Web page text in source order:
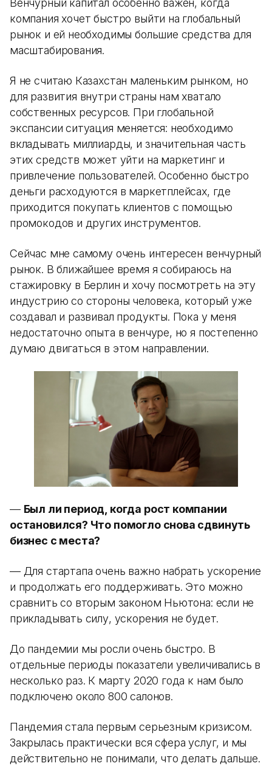
Венчурный капитал особенно важен, когда
компания хочет быстро выйти на глобальный
рынок и ей необходимы большие средства для
масштабирования.
Я не считаю Казахстан маленьким рынком, но
для развития внутри страны нам хватало
собственных ресурсов. При глобальной
экспансии ситуация меняется: необходимо
вкладывать миллиарды, и значительная часть
этих средств может уйти на маркетинг и
привлечение пользователей. Особенно быстро
деньги расходуются в маркетплейсах, где
приходится покупать клиентов с помощью
промокодов и других инструментов.
Сейчас мне самому очень интересен венчурный
рынок. В ближайшее время я собираюсь на
стажировку в Берлин и хочу посмотреть на эту
индустрию со стороны человека, который уже
создавал и развивал продукты. Пока у меня
недостаточно опыта в венчуре, но я постепенно
думаю двигаться в этом направлении.
— Был ли период, когда рост компании
остановился? Что помогло снова сдвинуть
бизнес с места?
— Для стартапа очень важно набрать ускорение
и продолжать его поддерживать. Это можно
сравнить со вторым законом Ньютона: если не
прикладывать силу, ускорения не будет.
До пандемии мы росли очень быстро. В
отдельные периоды показатели увеличивались в
несколько раз. К марту 2020 года к нам было
подключено около 800 салонов.
Пандемия стала первым серьезным кризисом.
Закрылась практически вся сфера услуг, и мы
действительно не понимали, что делать дальше.